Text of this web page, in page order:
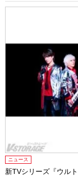
ニュース
新TVシリーズ『ウル